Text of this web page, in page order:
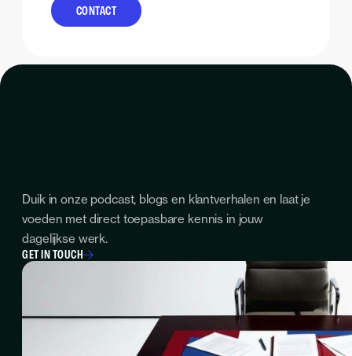
CONTACT
Duik in onze podcast, blogs en klantverhalen en laat je
voeden met direct toepasbare kennis in jouw
dagelijkse werk.
GET IN TOUCH